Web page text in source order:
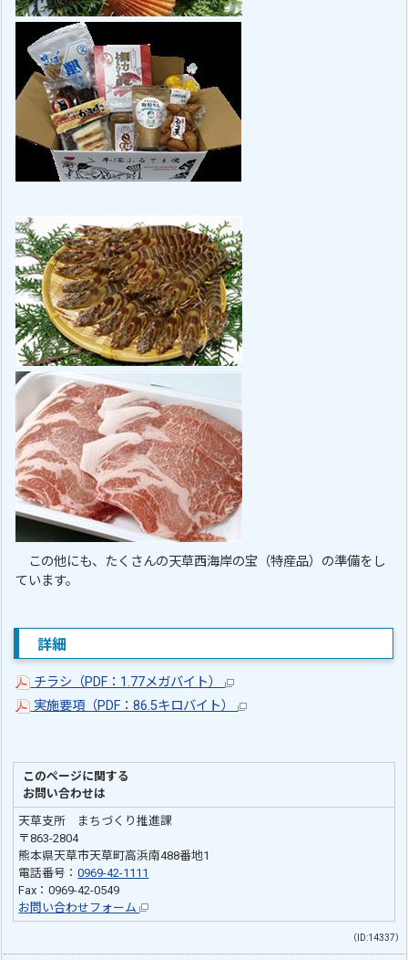
この他にも、たくさんの天草西海岸の宝（特産品）の準備をし
ています。
詳細
チラシ（PDF：1.77メガバイト）
実施要項（PDF：86.5キロバイト）
このページに関する
お問い合わせは
天草支所 まちづくり推進課
〒863-2804
熊本県天草市天草町高浜南488番地1
電話番号：0969-42-1111
Fax：0969-42-0549
お問い合わせフォーム
（ID:14337）